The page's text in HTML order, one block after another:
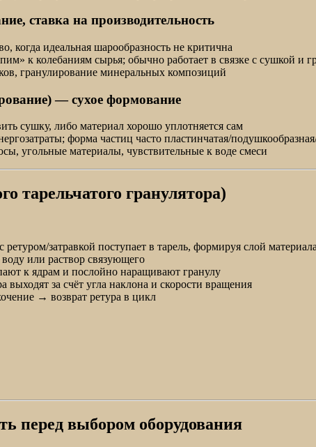
ставка на производительность
когда идеальная шарообразность не критична
к колебаниям сырья; обычно работает в связке с сушкой и
гранулирование минеральных композиций
— сухое формование
сушку, либо материал хорошо уплотняется сам
форма частиц часто пластинчатая/
угольные материалы, чувствительные к воде смеси
тарельчатого гранулятора)
затравкой поступает в тарель, формируя слой материала
или раствор связующего
к ядрам и послойно наращивают гранулу
выходят за счёт угла наклона и скорости вращения
→ возврат ретура в цикл
перед выбором оборудования